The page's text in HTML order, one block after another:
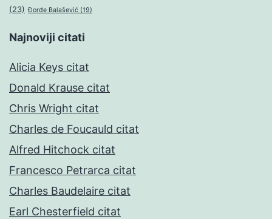
(23) Đorđe Balašević (19)
Najnoviji citati
Alicia Keys citat
Donald Krause citat
Chris Wright citat
Charles de Foucauld citat
Alfred Hitchock citat
Francesco Petrarca citat
Charles Baudelaire citat
Earl Chesterfield citat